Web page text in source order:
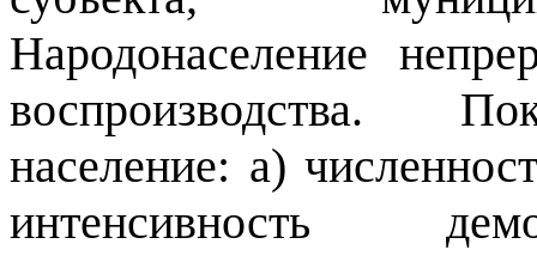
Народонаселение
воспроизводства.
население: а)
интенсивность